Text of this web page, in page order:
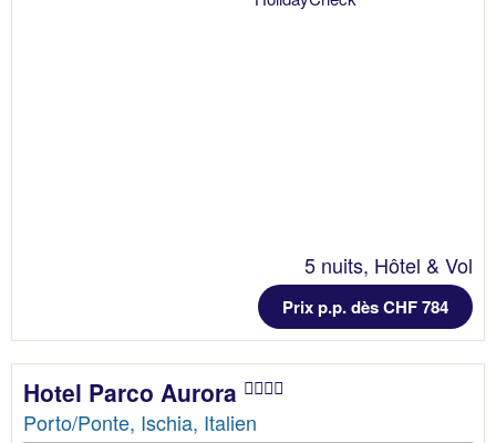
5 nuits, Hôtel & Vol
Prix p.p. dès CHF 784
Hotel Parco Aurora
Porto/Ponte, Ischia, Italien